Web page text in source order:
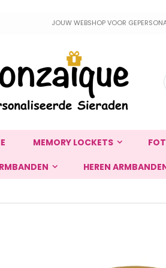
JOUW WEBSHOP VOOR
MEMORY LOCKETS
HEREN